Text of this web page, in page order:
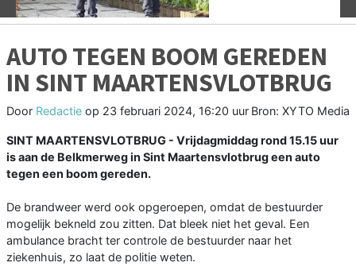
AUTO TEGEN BOOM GEREDEN
IN SINT MAARTENSVLOTBRUG
Door Redactie op 23 februari 2024, 16:20 uur Bron: XYTO Media
SINT MAARTENSVLOTBRUG - Vrijdagmiddag rond 15.15 uur
is aan de Belkmerweg in Sint Maartensvlotbrug een auto
tegen een boom gereden.
De brandweer werd ook opgeroepen, omdat de bestuurder
mogelijk bekneld zou zitten. Dat bleek niet het geval. Een
ambulance bracht ter controle de bestuurder naar het
ziekenhuis, zo laat de politie weten.